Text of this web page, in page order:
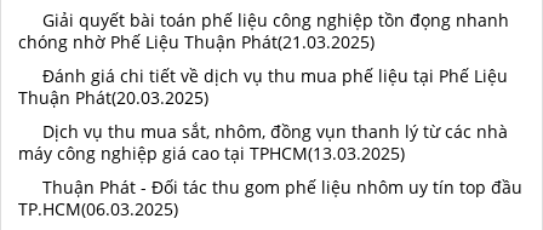
Giải quyết bài toán phế liệu công nghiệp tồn đọng nhanh
chóng nhờ Phế Liệu Thuận Phát(21.03.2025)
Đánh giá chi tiết về dịch vụ thu mua phế liệu tại Phế Liệu
Thuận Phát(20.03.2025)
Dịch vụ thu mua sắt, nhôm, đồng vụn thanh lý từ các nhà
máy công nghiệp giá cao tại TPHCM(13.03.2025)
Thuận Phát - Đối tác thu gom phế liệu nhôm uy tín top đầu
TP.HCM(06.03.2025)